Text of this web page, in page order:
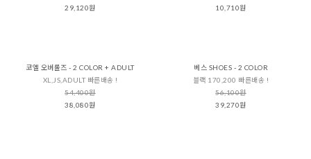
29,120원
10,710원
코엘 오버롤즈 - 2 COLOR + ADULT
XL,JS,ADULT 빠른배송 !
54,400원
38,080원
베스 SHOES - 2 COLOR
블랙 170,200 빠른배송 !
56,100원
39,270원